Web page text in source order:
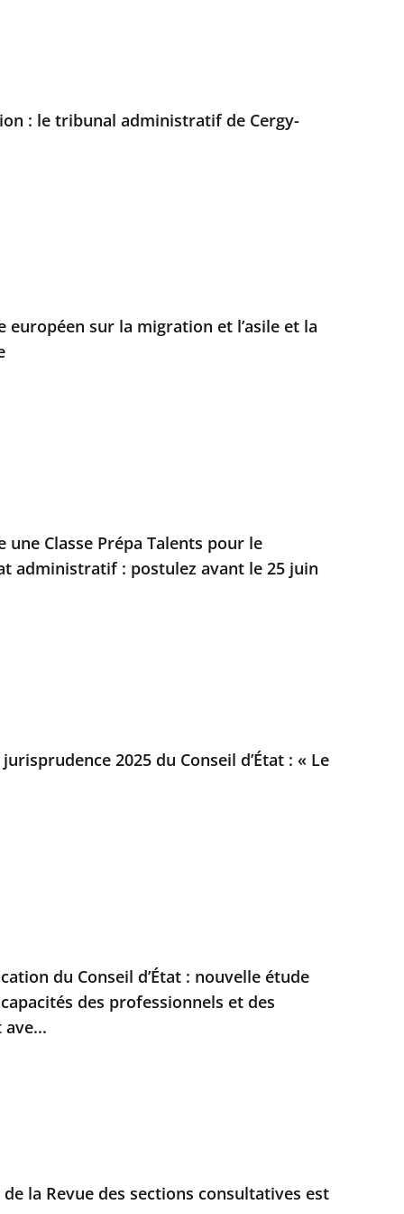
: le tribunal administratif de Cergy-
européen sur la migration et l’asile et la
une Classe Prépa Talents pour le
administratif : postulez avant le 25 juin
2025 du Conseil d’État : « Le
du Conseil d’État : nouvelle étude
des professionnels et des
la Revue des sections consultatives est